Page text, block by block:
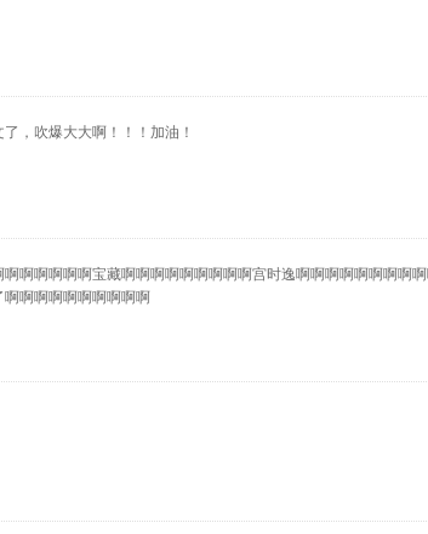
，吹爆大大啊！！！加油！
啊啊啊啊啊宝藏啊啊啊啊啊啊啊啊啊宫时逸啊啊啊啊啊啊啊啊
啊啊啊啊啊啊啊啊啊